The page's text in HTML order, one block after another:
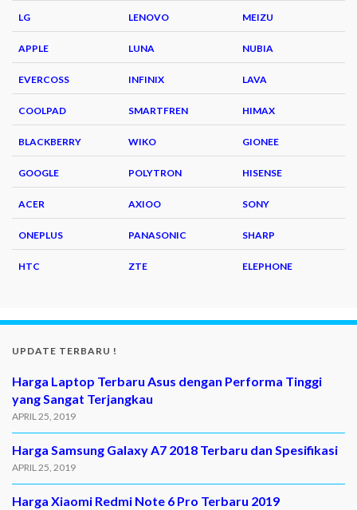
LG LENOVO MEIZU
APPLE LUNA NUBIA
EVERCOSS INFINIX LAVA
COOLPAD SMARTFREN HIMAX
BLACKBERRY WIKO GIONEE
GOOGLE POLYTRON HISENSE
ACER AXIOO SONY
ONEPLUS PANASONIC SHARP
HTC ZTE ELEPHONE
UPDATE TERBARU !
Harga Laptop Terbaru Asus dengan Performa Tinggi
yang Sangat Terjangkau
APRIL 25, 2019
Harga Samsung Galaxy A7 2018 Terbaru dan Spesifikasi
APRIL 25, 2019
Harga Xiaomi Redmi Note 6 Pro Terbaru 2019